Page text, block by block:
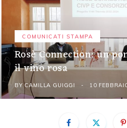
COMUNICATI STAMPA
Rosè Connection: un
il vino rosa
BY CAMILLA GUIGGI 10